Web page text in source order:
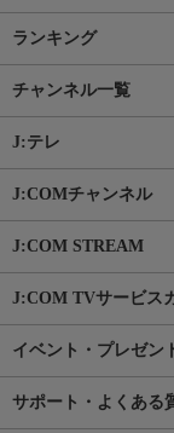
ランキング
チャンネル一覧
J:テレ
J:COMチャンネル
J:COM STREAM
J:COM TVサービス
イベント・プレゼン
サポート・よくある